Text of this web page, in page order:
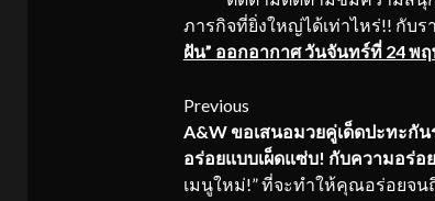
ภารกิจที่ยิ่งใหญ่ได้เท่าไหร่!! กับ
ฝัน” ออกอากาศ วันจันทร์ที่ 24 พ
Continue
Reading
Previous
A&Wขอเสนอมวยคู่เด็ดปะทะกัน
อร่อยแบบเผ็ดแซ่บ! กับความอร่
เมนูใหม่!” ที่จะทำให้คุณอร่อยจน